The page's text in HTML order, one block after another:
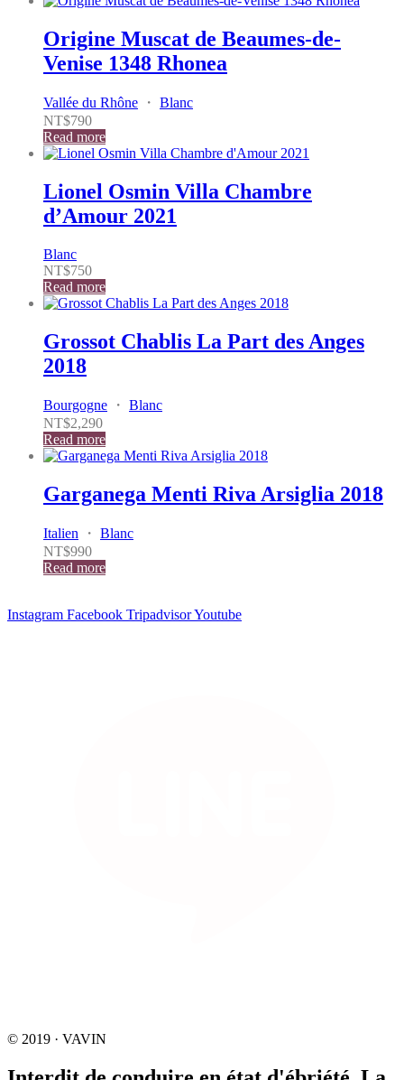
Origine Muscat de Beaumes-de-
Venise 1348 Rhonea
Vallée du Rhône ・ Blanc
NT$790
Read more
Lionel Osmin Villa Chambre
d’Amour 2021
Blanc
NT$750
Read more
Grossot Chablis La Part des Anges
2018
Bourgogne ・ Blanc
NT$2,290
Read more
Garganega Menti Riva Arsiglia 2018
Italien ・ Blanc
NT$990
Read more
Instagram Facebook TripadvisorYoutube
© 2019 · VAVIN